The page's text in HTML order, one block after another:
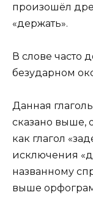
произошёл
«держать».
В слове часто
безударном
Данная
сказано выше,
как глагол
исключения
названному
выше